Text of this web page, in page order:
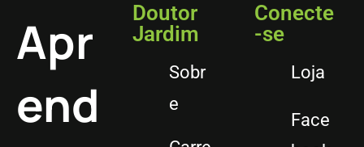
Apr
end
Doutor
Jardim
Sobr
e
Conecte
-se
Loja
Face